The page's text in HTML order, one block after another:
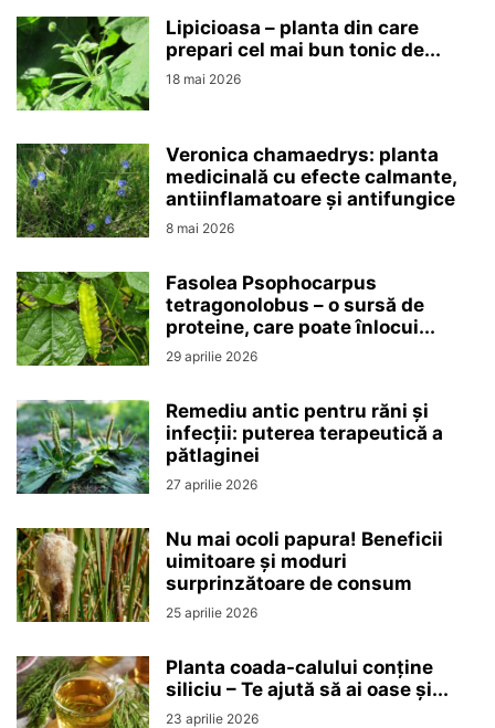
Lipicioasa – planta din care
prepari cel mai bun tonic de...
18 mai 2026
Veronica chamaedrys: planta
medicinală cu efecte calmante,
antiinflamatoare și antifungice
8 mai 2026
Fasolea Psophocarpus
tetragonolobus – o sursă de
proteine, care poate înlocui...
29 aprilie 2026
Remediu antic pentru răni și
infecții: puterea terapeutică a
pătlaginei
27 aprilie 2026
Nu mai ocoli papura! Beneficii
uimitoare și moduri
surprinzătoare de consum
25 aprilie 2026
Planta coada-calului conține
siliciu – Te ajută să ai oase și...
23 aprilie 2026